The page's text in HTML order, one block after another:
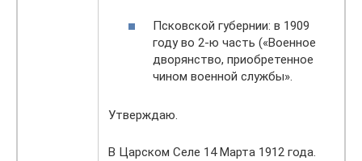
Псковской губернии: в 1909
году во 2-ю часть («Военное
дворянство, приобретенное
чином военной службы».
Утверждаю.
В Царском Селе 14 Марта 1912 года.